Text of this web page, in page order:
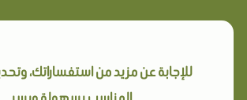
للإجابة عن مزيد من استفساراتك،